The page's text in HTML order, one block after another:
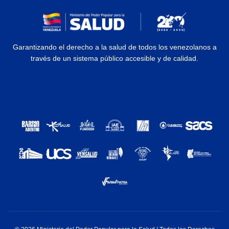
Garantizando el derecho a la salud de todos los venezolanos a
través de un sistema público accesible y de calidad.